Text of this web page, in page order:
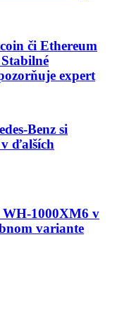
či Ethereum
expert
Benz si
ďalších
WH-1000XM6 v
variante